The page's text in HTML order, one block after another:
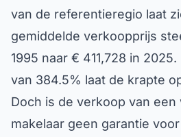
van de referentieregio laat
gemiddelde verkoopprijs
1995 naar € 411,728 in
van 384.5% laat de krapte
Doch is de verkoop van een
makelaar geen garantie